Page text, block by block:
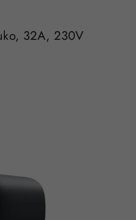
32A, 230V